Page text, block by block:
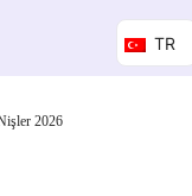
TR
2026